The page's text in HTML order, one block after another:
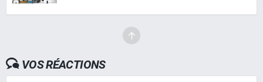
VOS RÉACTIONS